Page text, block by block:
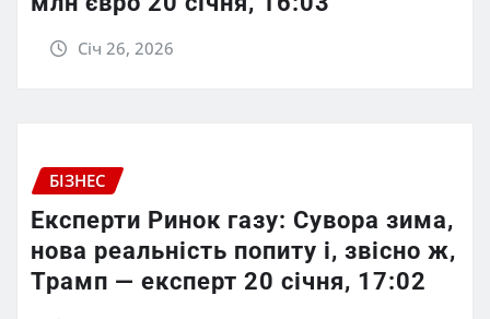
Січ 26, 2026
БІЗНЕС
Експерти Ринок газу: Сувора зима,
нова реальність попиту і, звісно ж,
Трамп — експерт 20 січня, 17:02